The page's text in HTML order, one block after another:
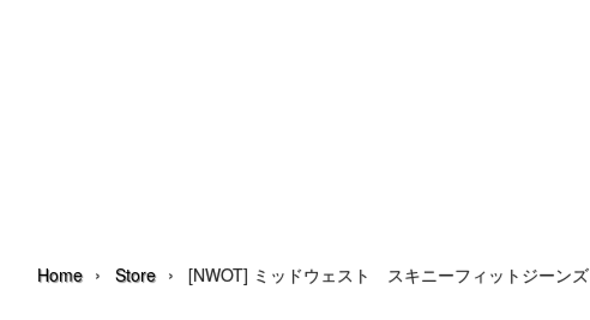
Home › Store › [NWOT] ミッドウェスト スキニーフィットジーンズ